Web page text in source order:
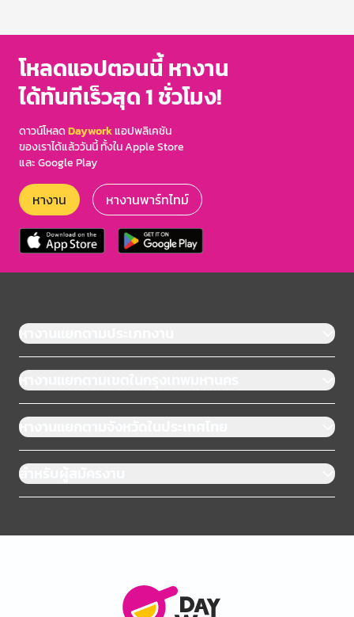
โหลดแอปตอนนี้ หางาน
ได้ทันทีเร็วสุด 1 ชั่วโมง!
ดาวน์โหลดDayworkแอปพลิเคชัน
ของเราได้แล้ววันนี้ ทั้งใน Apple Store
และ Google Play
หางาน หางานพาร์ทไทม์
หางานแยกตามประเภทงาน
หางานแยกตามเขตในกรุงเทพมหานคร
หางานแยกตามจังหวัดในประเทศไทย
สำหรับผู้สมัครงาน